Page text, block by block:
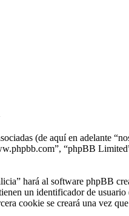
(de aquí en adelante
“phpBB
hará al software phpBB
un identificador de
cookie se creará una vez